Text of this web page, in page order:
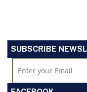
SUBSCRIBE